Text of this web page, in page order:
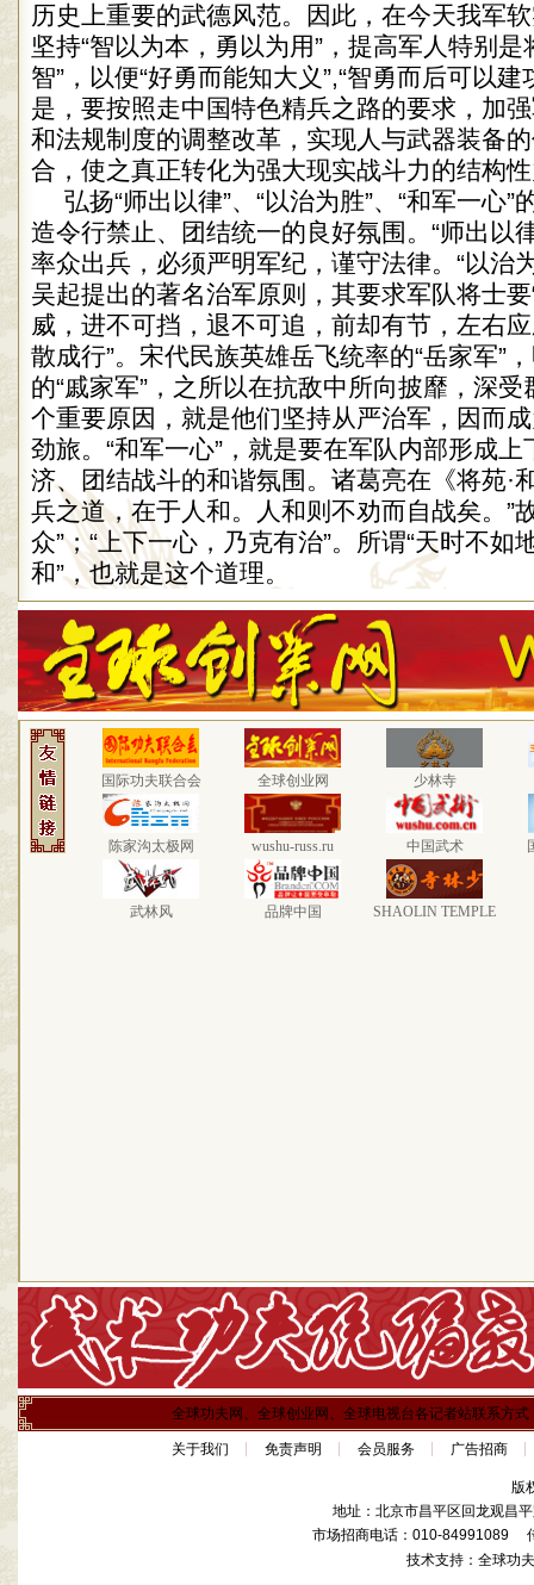
历史上重要的武德风范。因此，在今天我军
坚持“智以为本，勇以为用”，提高军人特别是
智”，以便“好勇而能知大义”,“智勇而后可以
是，要按照走中国特色精兵之路的要求，加
和法规制度的调整改革，实现人与武器装备
合，使之真正转化为强大现实战斗力的结构
弘扬“师出以律”、“以治为胜”、“和军一心
造令行禁止、团结统一的良好氛围。“师出以
率众出兵，必须严明军纪，谨守法律。“以治
吴起提出的著名治军原则，其要求军队将士
威，进不可挡，退不可追，前却有节，左右
散成行”。宋代民族英雄岳飞统率的“岳家军”
的“戚家军”，之所以在抗敌中所向披靡，深
个重要原因，就是他们坚持从严治军，因而
劲旅。“和军一心”，就是要在军队内部形成
济、团结战斗的和谐氛围。诸葛亮在《将苑·
兵之道，在于人和。人和则不劝而自战矣。”
众”；“上下一心，乃克有治”。所谓“天时不如
和”，也就是这个道理。
国际功夫联合会 全球创业网 少林寺
陈家沟太极网 wushu-russ.ru 中国武术
武林风 品牌中国 SHAOLIN TEMPLE
全球功夫网、全球创业网、全球电视台各记者站联系方式
关于我们 免责声明 会员服务 广告招商
版
地址：北京市昌平区回龙观昌
市场招商电话：010-84991089
技术支持：全球